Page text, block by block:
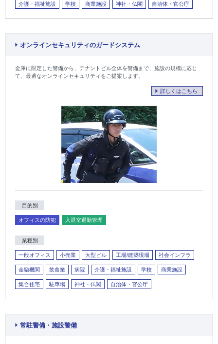
介護・福祉施設 学校 商業施設 神社・仏閣 自治体・官公庁
オンラインセキュリティのガードシステム
金庫に限定した警備から、テナントビル全体を警備まで、施設の規模に応じ
て、最適なオンラインセキュリティをご提案します。
詳しくはこちら
目的別
オフィスの防犯 入退室退勤管理
業種別
一般オフィス 小売業 大型ビル 工場/建築現場 社会インフラ
金融機関 飲食業 病院 介護・福祉施設 学校 商業施設
集合住宅 駐車場 神社・仏閣 自治体・官公庁
常駐警備・施設警備